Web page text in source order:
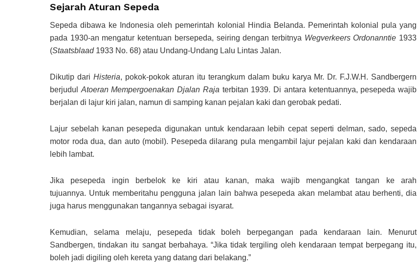
Sejarah Aturan Sepeda
Sepeda dibawa ke Indonesia oleh pemerintah kolonial Hindia Belanda. Pemerintah kolonial pula yang
pada 1930-an mengatur ketentuan bersepeda, seiring dengan terbitnya Wegverkeers Ordonanntie 1933
(Staatsblaad1933 No. 68) atau Undang-Undang Lalu Lintas Jalan.
Dikutip dari Histeria, pokok-pokok aturan itu terangkum dalam buku karya Mr. Dr. F.J.W.H. Sandbergern
berjudul Atoeran Mempergoenakan Djalan Raja terbitan 1939. Di antara ketentuannya, pesepeda wajib
berjalan di lajur kiri jalan, namun di samping kanan pejalan kaki dan gerobak pedati.
Lajur sebelah kanan pesepeda digunakan untuk kendaraan lebih cepat seperti delman, sado, sepeda
motor roda dua, dan auto (mobil). Pesepeda dilarang pula mengambil lajur pejalan kaki dan kendaraan
lebih lambat.
Jika pesepeda ingin berbelok ke kiri atau kanan, maka wajib mengangkat tangan ke arah
tujuannya. Untuk memberitahu pengguna jalan lain bahwa pesepeda akan melambat atau berhenti, dia
juga harus menggunakan tangannya sebagai isyarat.
Kemudian, selama melaju, pesepeda tidak boleh berpegangan pada kendaraan lain. Menurut
Sandbergen, tindakan itu sangat berbahaya. “Jika tidak tergiling oleh kendaraan tempat berpegang itu,
boleh jadi digiling oleh kereta yang datang dari belakang.”